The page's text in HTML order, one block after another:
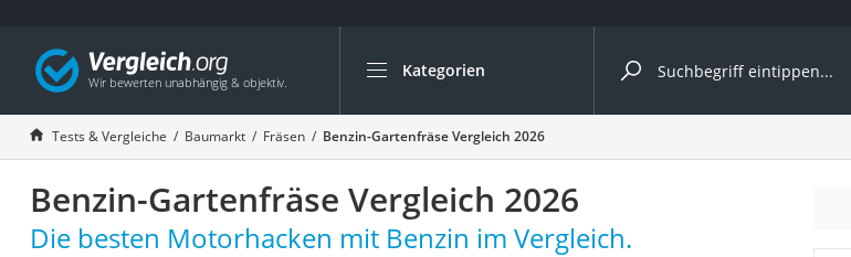
Kategorien
Die beliebtesten Vergleiche nach Kategorie
Baumarkt
Tresor feuerfest
Makita-Akku-Rasenmäher
Kappsäge
Tests & Vergleiche Baumarkt Fräsen Benzin-Gartenfräse Vergleich 2026
Benzin-Gartenfräse Vergleich 2026
Die besten Motorhacken mit Benzin im Vergleich.